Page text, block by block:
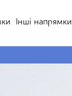
Інші напрямки